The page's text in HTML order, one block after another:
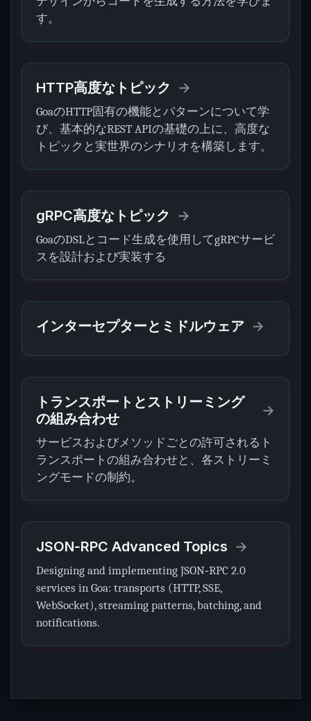
す。
HTTP高度なトピック
GoaのHTTP固有の機能とパターンについて学
び、基本的なREST APIの基礎の上に、高度な
トピックと実世界のシナリオを構築します。
gRPC高度なトピック
GoaのDSLとコード生成を使用してgRPCサービ
スを設計および実装する
インターセプターとミドルウェア
トランスポートとストリーミング
の組み合わせ
サービスおよびメソッドごとの許可されるト
ランスポートの組み合わせと、各ストリーミ
ングモードの制約。
JSON‑RPC Advanced Topics
Designing and implementing JSON‑RPC 2.0
services in Goa: transports (HTTP, SSE,
WebSocket), streaming patterns, batching, and
notifications.